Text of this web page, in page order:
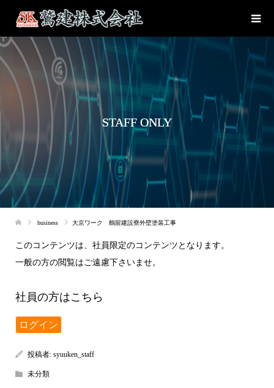
STAFF ONLY
business 大京ワーク 鶴留建設寮外壁塗装工事
このコンテンツは、社員限定のコンテンツとなります。
一般の方の閲覧はご遠慮下さいませ。
社員の方はこちら
ログイン
投稿者: syuuken_staff
未分類